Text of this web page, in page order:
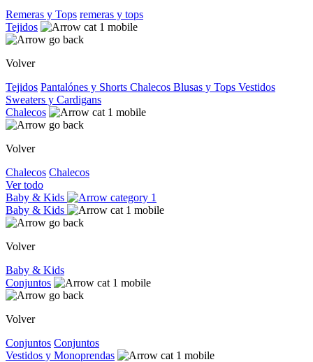
Remeras y Tops remeras y tops
Tejidos
Volver
Tejidos Pantalónes y Shorts Chalecos Blusas y Tops Vestidos
Sweaters y Cardigans
Chalecos
Volver
Chalecos Chalecos
Ver todo
Baby & Kids
Baby & Kids
Volver
Baby & Kids
Conjuntos
Volver
Conjuntos Conjuntos
Vestidos y Monoprendas